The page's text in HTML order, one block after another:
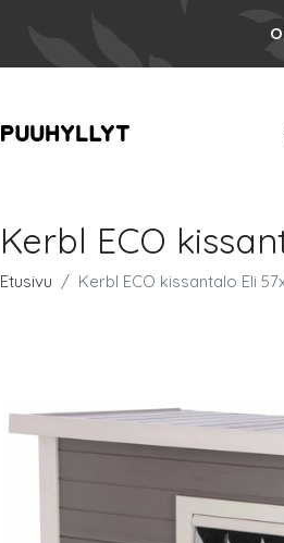
Kerbl ECO
Etusivu Kerbl ECO kissantalo Eli